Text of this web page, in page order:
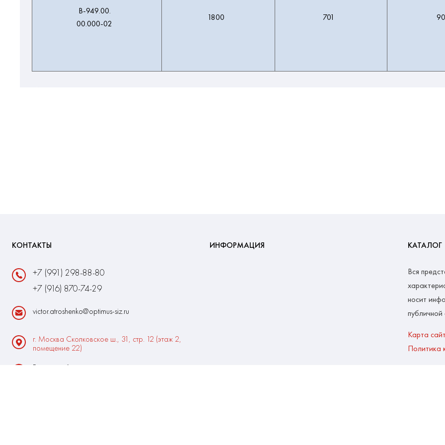
В-949.00.
00.000-02
1800 701
КОНТАКТЫ
+7 (991) 298-88-80
+7 (916) 870-74-29
victor.atroshenko@optimus-siz.ru
г. Москва Сколковское ш., 31, стр. 12 (этаж 2,
помещение 22)
Время работы:
ИНФОРМАЦИЯ КАТАЛОГ
Вся
носит
Карта
Политика